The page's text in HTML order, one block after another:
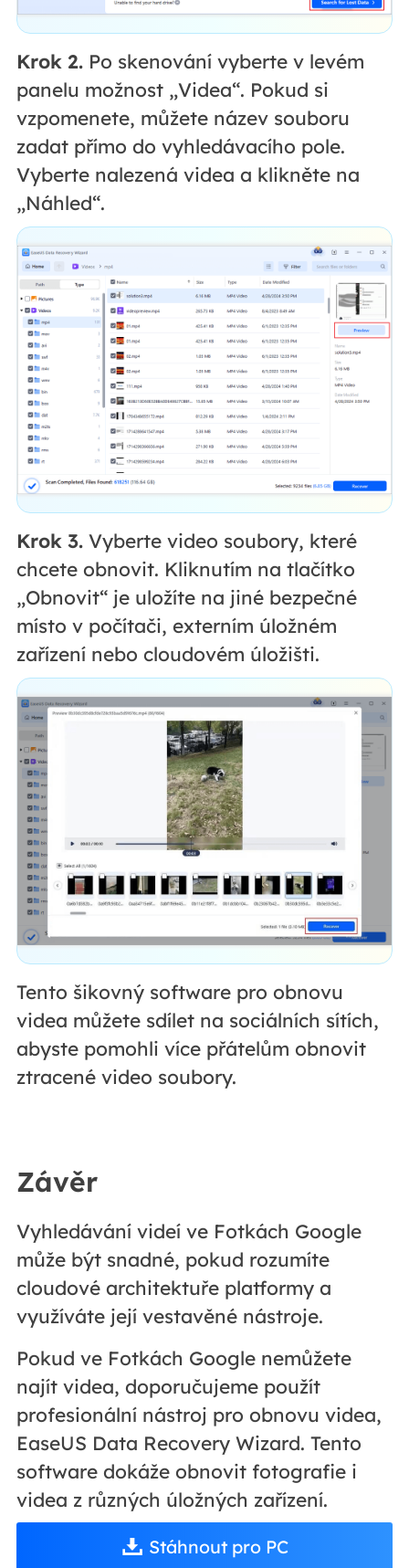
Krok 2.Po skenování vyberte v levém
panelu možnost „Videa“. Pokud si
vzpomenete, můžete název souboru
zadat přímo do vyhledávacího pole.
Vyberte nalezená videa a klikněte na
„Náhled“.
Krok 3.Vyberte video soubory, které
chcete obnovit. Kliknutím na tlačítko
„Obnovit“ je uložíte na jiné bezpečné
místo v počítači, externím úložném
zařízení nebo cloudovém úložišti.
Tento šikovný software pro obnovu
videa můžete sdílet na sociálních sítích,
abyste pomohli více přátelům obnovit
ztracené video soubory.
Závěr
Vyhledávání videí ve Fotkách Google
může být snadné, pokud rozumíte
cloudové architektuře platformy a
využíváte její vestavěné nástroje.
Pokud ve Fotkách Google nemůžete
najít videa, doporučujeme použít
profesionální nástroj pro obnovu videa,
EaseUS Data Recovery Wizard. Tento
software dokáže obnovit fotografie i
videa z různých úložných zařízení.
Stáhnout pro PC